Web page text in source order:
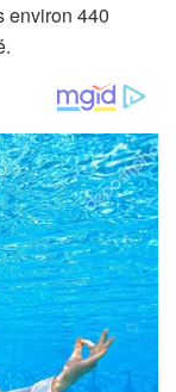
environ 440